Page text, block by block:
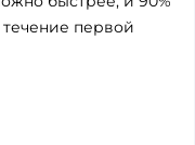
течение первой